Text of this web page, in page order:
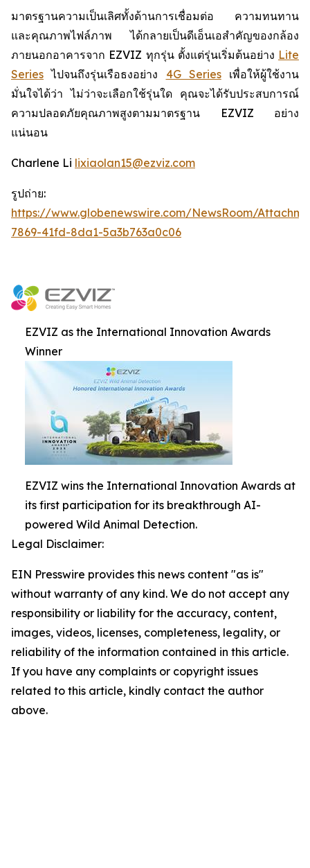
มาตรฐานความเป็นเลิศทั้งด้านการเชื่อมต่อ ความทนทาน
และคุณภาพไฟล์ภาพ ได้กลายเป็นดีเอ็นเอสำคัญของกล้อง
ภายนอกอาคารจาก EZVIZ ทุกรุ่น ตั้งแต่รุ่นเริ่มต้นอย่าง Lite
Series ไปจนถึงรุ่นเรือธงอย่าง 4G Seriesเพื่อให้ผู้ใช้งาน
มั่นใจได้ว่า ไม่ว่าจะเลือกใช้รุ่นใด คุณจะได้รับประสบการณ์
ความปลอดภัยคุณภาพสูงตามมาตรฐาน EZVIZ อย่าง
แน่นอน
Charlene Li lixiaolan15@ezviz.com
รูปถ่าย:
https://www.globenewswire.com/NewsRoom/
7869-41fd-8da1-5a3b763a0c06
EZVIZ as the International Innovation Awards
Winner
EZVIZ wins the International Innovation Awards at
its first participation for its breakthrough AI-
powered Wild Animal Detection.
Legal Disclaimer:
EIN Presswire provides this news content "as is"
without warranty of any kind. We do not accept any
responsibility or liability for the accuracy, content,
images, videos, licenses, completeness, legality, or
reliability of the information contained in this article.
If you have any complaints or copyright issues
related to this article, kindly contact the author
above.